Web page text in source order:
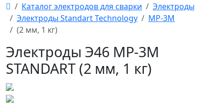
Каталог электродов для сварки
Электроды
Электроды Standart Technology
МР-3М
(2 мм, 1 кг)
Электроды Э46 МР-3М
STANDART (2 мм, 1 кг)